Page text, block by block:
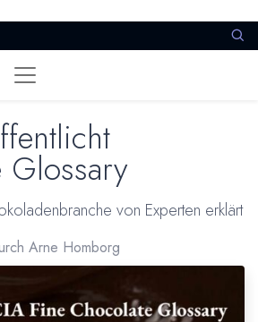
Glossary
von Experten erklärt
Arne Homborg